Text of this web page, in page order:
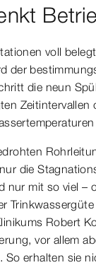
voll
der
die neun
Zeitintervallen
die
mit so viel –
Robert
vor allem
erhalten sie